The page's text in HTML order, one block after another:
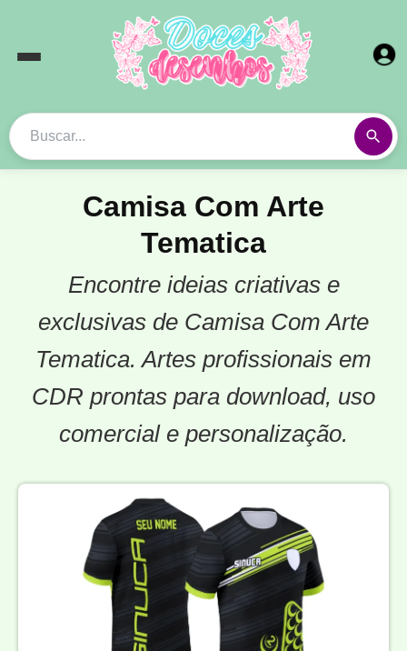
Camisa Com Arte
Tematica
Encontre ideias criativas e
exclusivas de Camisa Com Arte
Tematica. Artes profissionais em
CDR prontas para download, uso
comercial e personalização.